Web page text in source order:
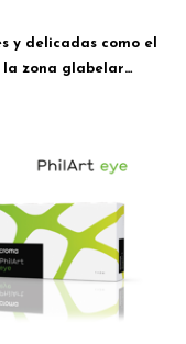
y delicadas como el
la zona glabelar…